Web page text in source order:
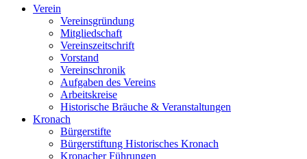
Verein
Vereinsgründung
Mitgliedschaft
Vereinszeitschrift
Vorstand
Vereinschronik
Aufgaben des Vereins
Arbeitskreise
Historische Bräuche & Veranstaltungen
Kronach
Bürgerstifte
Bürgerstiftung Historisches Kronach
Kronacher Führungen